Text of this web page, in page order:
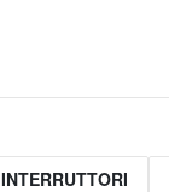
INTERRUTTORI